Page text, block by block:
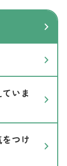
いま
つけ